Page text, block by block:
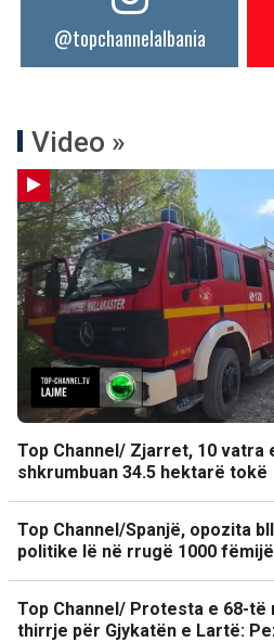
@topchannelalbania
Video »
Top Channel/ Zjarret, 10 vatra
shkrumbuan 34.5 hektarë tokë
Top Channel/Spanjë, opozita
politike lë në rrugë 1000
Top Channel/ Protesta e 68-
thirrje për Gjykatën e Lartë: